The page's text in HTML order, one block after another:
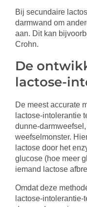
Bij secundaire
darmwand om
aan. Dit kan
Crohn.
De
lactose-
De meest accurate
lactose-intolerantie
dunne-
weefselmonster.
lactose door het
glucose (hoe meer
iemand lactose
Omdat deze
lactose-intolerantie-